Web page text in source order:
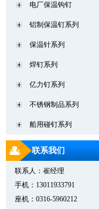
电厂保温钩钉
铝制保温钉系列
保温针系列
焊钉系列
亿力钉系列
不锈钢制品系列
船用碰钉系列
联系我们
联系人：崔经理
手机：13011933791
座机：0316-5960212